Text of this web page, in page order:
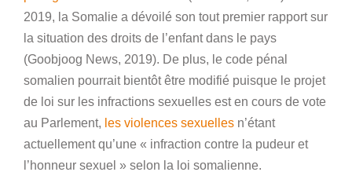
2019, la Somalie a dévoilé son tout premier rapport sur
la situation des droits de l’enfant dans le pays
(Goobjoog News, 2019). De plus, le code pénal
somalien pourrait bientôt être modifié puisque le projet
de loi sur les infractions sexuelles est en cours de vote
au Parlement, les violences sexuelles n’étant
actuellement qu’une « infraction contre la pudeur et
l’honneur sexuel » selon la loi somalienne.